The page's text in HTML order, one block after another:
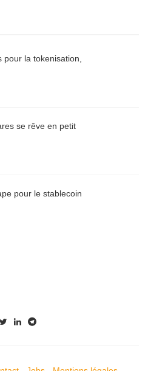
la tokenisation,
se rêve en petit
pour le stablecoin